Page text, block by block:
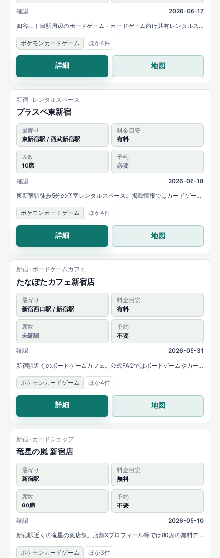
確認
2026-06-17
四谷三丁目駅周辺のボードゲーム・カードゲーム向け共有レンタルス
ペース。公式情報ではカードゲーム等のテーブルゲーム利用と、8名ま
での貸切確約が案内されています。
ポケモンカードゲーム ほか4件
詳細 地図
新宿 · レンタルスペース
プラスペ東新宿
最寄り
東新宿駅 / 西武新宿駅
料金目安
有料
席数
10席
予約
必要
確認
2026-06-18
東新宿駅徒歩5分の個室レンタルスペース。掲載情報ではカードゲーム
用の大きい机や、カードゲームと作業に使える大きいテーブルが案内
されています。
ポケモンカードゲーム ほか4件
詳細 地図
新宿 · ボードゲームカフェ
たなぼたカフェ新宿店
最寄り
新宿西口駅 / 新宿駅
料金目安
有料
席数
未確認
予約
不要
確認
2026-05-31
新宿駅近くのボードゲームカフェ。公式FAQではボードゲームやカー
ドゲームの持ち込み可能と案内されています。
ポケモンカードゲーム
ほか4件
詳細 地図
新宿 · カードショップ
竜星の嵐 新宿店
最寄り
新宿駅
料金目安
無料
席数
80席
予約
不要
確認
2026-05-10
新宿駅近くの竜星の嵐店舗。店舗Xプロフィール等では80席の無料デ
ュエルスペースと、ポケカ・ONE PIECE・デュエマ・遊戯王などの取
扱いが案内されています。
ポケモンカードゲーム ほか3件